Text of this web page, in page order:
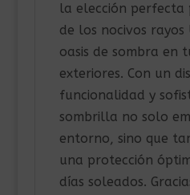
la elección
de los nocivos rayos
oasis de sombra en
exteriores. Con un
funcionalidad y
sombrilla no solo
entorno, sino que
una protección
días soleados.